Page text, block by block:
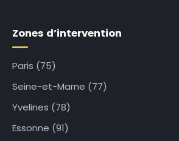
Zones d’intervention
Paris (75)
Seine-et-Marne (77)
Yvelines (78)
Essonne (91)